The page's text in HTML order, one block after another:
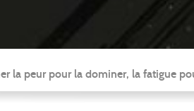
la peur pour la dominer, la fatigue